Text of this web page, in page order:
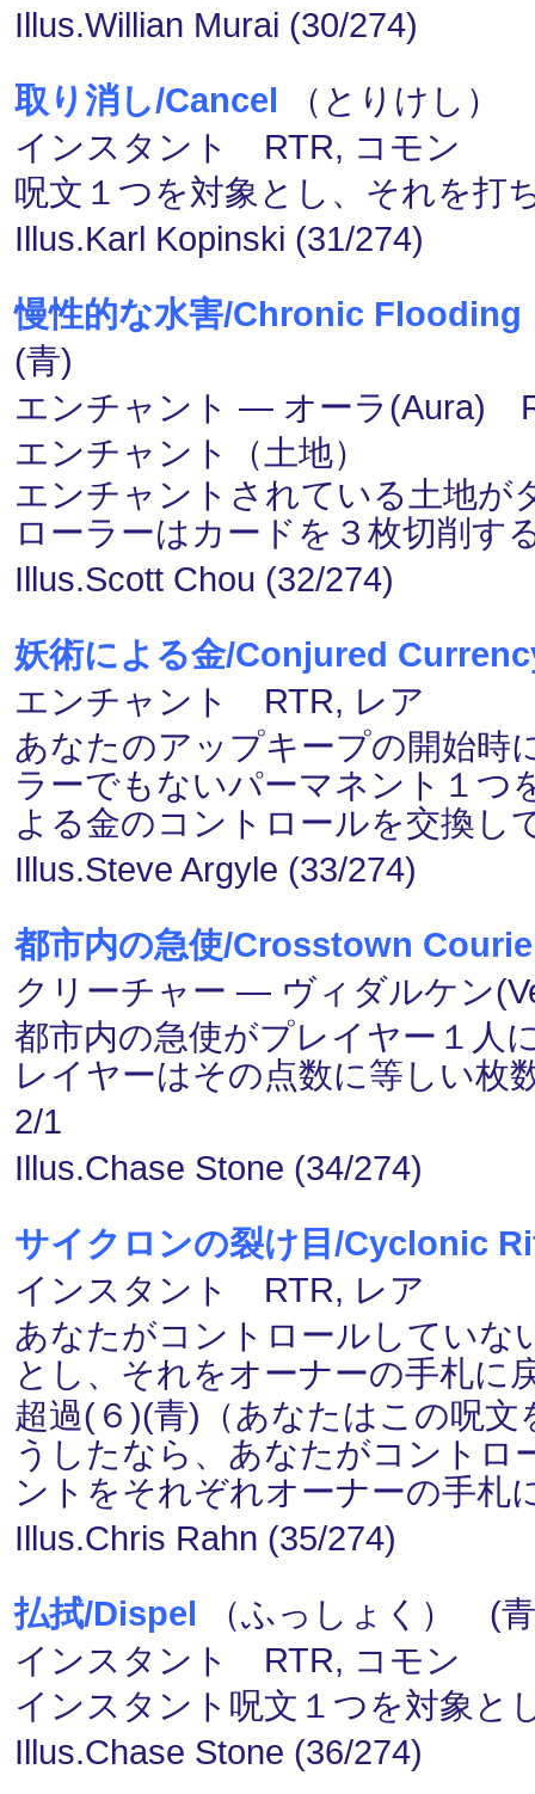
Illus.Willian Murai (30/274)
取り消し/Cancel （とりけし）
インスタント RTR, コモン
呪文１つを対象とし、それを打
Illus.Karl Kopinski (31/274)
慢性的な水害/Chronic Flooding
(青)
エンチャント ― オーラ(Aura)
エンチャント（土地）
エンチャントされている土地が
ローラーはカードを３枚切削す
Illus.Scott Chou (32/274)
妖術による金/Conjured
エンチャント RTR, レア
あなたのアップキープの開始時
ラーでもないパーマネント１つ
よる金のコントロールを交換し
Illus.Steve Argyle (33/274)
都市内の急使/Crosstown
クリーチャー ― ヴィダルケン
都市内の急使がプレイヤー１人
レイヤーはその点数に等しい枚
2/1
Illus.Chase Stone (34/274)
サイクロンの裂け目/Cyclonic
インスタント RTR, レア
あなたがコントロールしていな
とし、それをオーナーの手札に
超過(６)(青)（あなたはこの呪
うしたなら、あなたがコント
ントをそれぞれオーナーの手札
Illus.Chris Rahn (35/274)
払拭/Dispel （ふっしょく） (
インスタント RTR, コモン
インスタント呪文１つを対象と
Illus.Chase Stone (36/274)